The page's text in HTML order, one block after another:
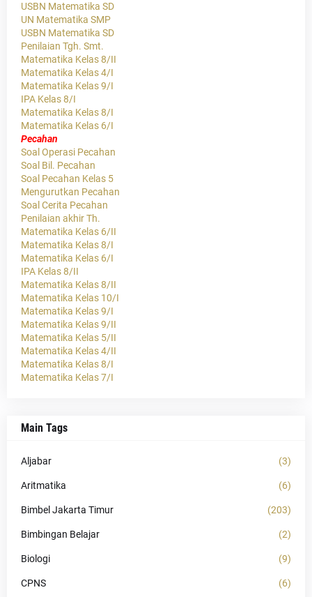
USBN Matematika SD
UN Matematika SMP
USBN Matematika SD
Penilaian Tgh. Smt.
Matematika Kelas 8/II
Matematika Kelas 4/I
Matematika Kelas 9/I
IPA Kelas 8/I
Matematika Kelas 8/I
Matematika Kelas 6/I
Pecahan
Soal Operasi Pecahan
Soal Bil. Pecahan
Soal Pecahan Kelas 5
Mengurutkan Pecahan
Soal Cerita Pecahan
Penilaian akhir Th.
Matematika Kelas 6/II
Matematika Kelas 8/I
Matematika Kelas 6/I
IPA Kelas 8/II
Matematika Kelas 8/II
Matematika Kelas 10/I
Matematika Kelas 9/I
Matematika Kelas 9/II
Matematika Kelas 5/II
Matematika Kelas 4/II
Matematika Kelas 8/I
Matematika Kelas 7/I
Main Tags
Aljabar (3)
Aritmatika (6)
Bimbel Jakarta Timur (203)
Bimbingan Belajar (2)
Biologi (9)
CPNS (6)